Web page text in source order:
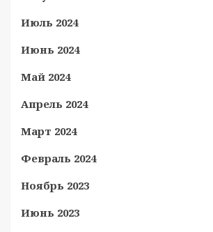
Июль 2024
Июнь 2024
Май 2024
Апрель 2024
Март 2024
Февраль 2024
Ноябрь 2023
Июнь 2023